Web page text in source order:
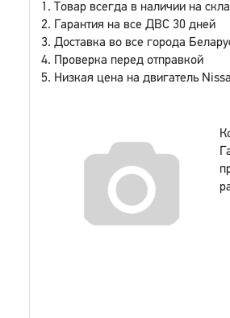
Товар всегда в наличии на
Гарантия на все ДВС 30 дней
Доставка во все города
Проверка перед отправкой
Низкая цена на двигатель